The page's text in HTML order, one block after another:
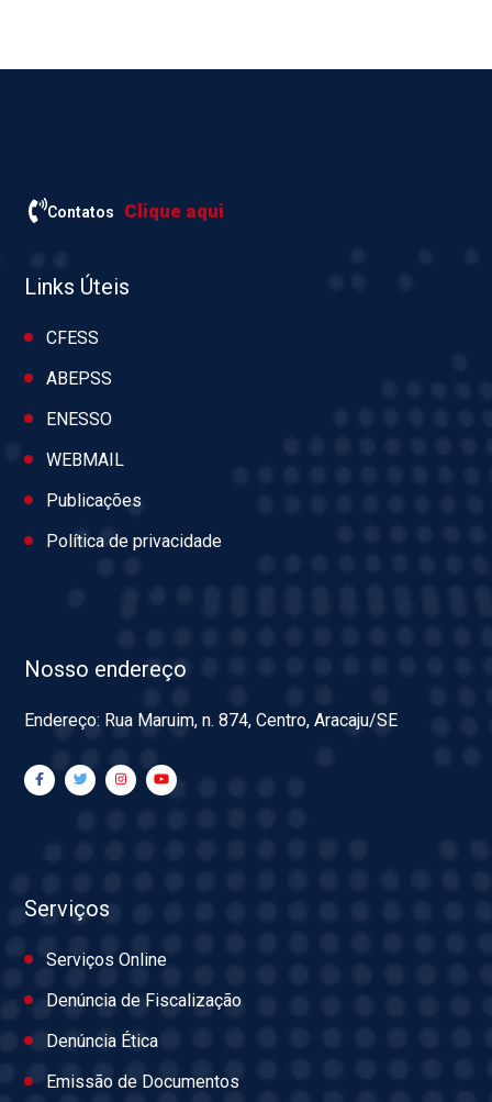
Contatos Clique aqui
Links Úteis
CFESS
ABEPSS
ENESSO
WEBMAIL
Publicações
Política de privacidade
Nosso endereço
Endereço: Rua Maruim, n. 874, Centro, Aracaju/SE
Serviços
Serviços Online
Denúncia de Fiscalização
Denúncia Ética
Emissão de Documentos